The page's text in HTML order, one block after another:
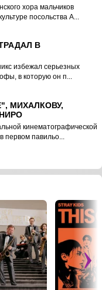
хора мальчиков
посольства А...
В
избежал серьезных
в которую он п...
МИХАЛКОВУ,
кинематографической
павильо...